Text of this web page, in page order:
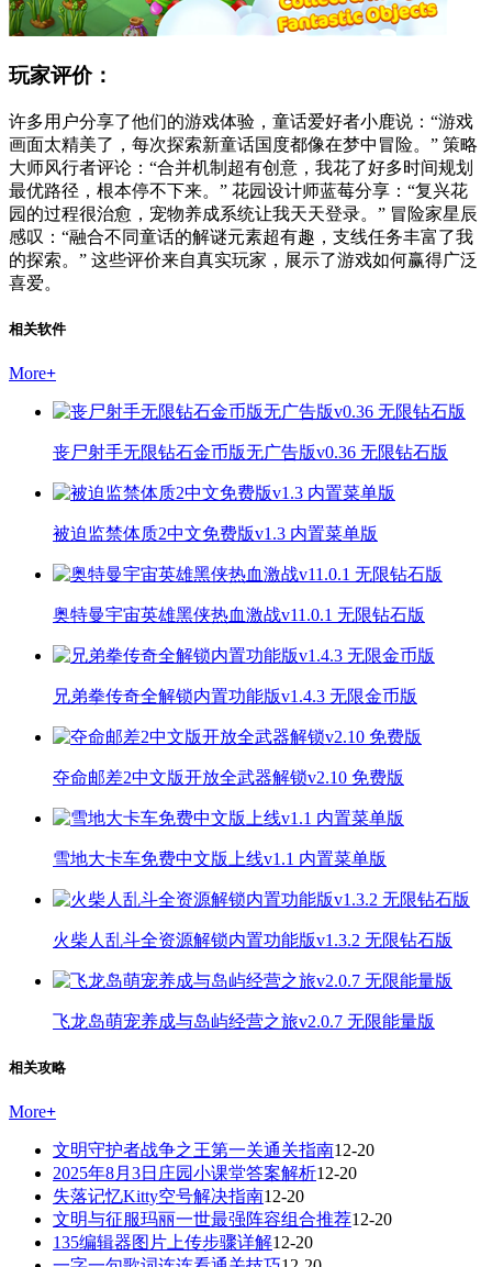
玩家评价：
许多用户分享了他们的游戏体验，童话爱好者小鹿说：“游戏
画面太精美了，每次探索新童话国度都像在梦中冒险。” 策略
大师风行者评论：“合并机制超有创意，我花了好多时间规划
最优路径，根本停不下来。” 花园设计师蓝莓分享：“复兴花
园的过程很治愈，宠物养成系统让我天天登录。” 冒险家星辰
感叹：“融合不同童话的解谜元素超有趣，支线任务丰富了我
的探索。” 这些评价来自真实玩家，展示了游戏如何赢得广泛
喜爱。
相关软件
More+
丧尸射手无限钻石金币版无广告版v0.36 无限钻石版
被迫监禁体质2中文免费版v1.3 内置菜单版
奥特曼宇宙英雄黑侠热血激战v11.0.1 无限钻石版
兄弟拳传奇全解锁内置功能版v1.4.3 无限金币版
夺命邮差2中文版开放全武器解锁v2.10 免费版
雪地大卡车免费中文版上线v1.1 内置菜单版
火柴人乱斗全资源解锁内置功能版v1.3.2 无限钻石版
飞龙岛萌宠养成与岛屿经营之旅v2.0.7 无限能量版
相关攻略
More+
文明守护者战争之王第一关通关指南12-20
2025年8月3日庄园小课堂答案解析12-20
失落记忆Kitty空号解决指南12-20
文明与征服玛丽一世最强阵容组合推荐12-20
135编辑器图片上传步骤详解12-20